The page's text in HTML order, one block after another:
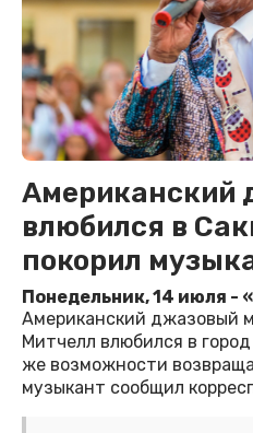
Американский
влюбился в
покорил
Понедельник, 14 июля -
Американский джазовый
Митчелл влюбился в
же возможности
музыкант сообщил